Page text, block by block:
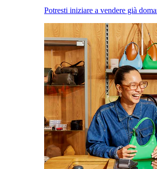
Potresti iniziare a vendere già